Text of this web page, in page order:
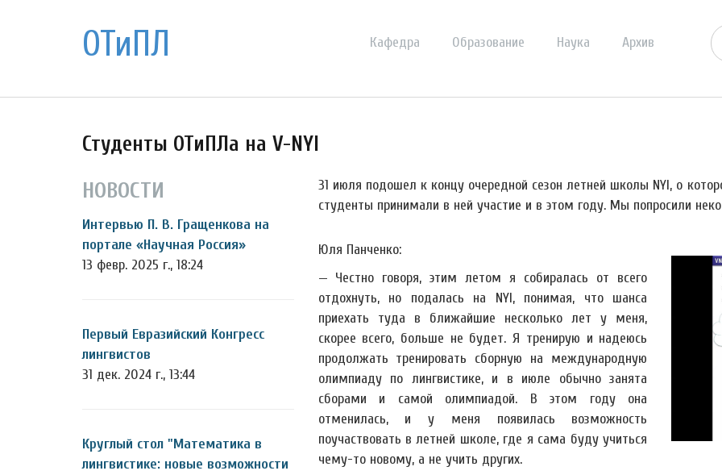
ОТиПЛ Кафедра Образование Наука Архив
Студенты ОТиПЛа на V-NYI
НОВОСТИ
Интервью П. В. Гращенкова на
портале «Научная Россия»
13 февр. 2025 г., 18:24
Первый Евразийский Конгресс
лингвистов
31 дек. 2024 г., 13:44
Круглый стол "Математика в
лингвистике: новые возможности
31 июля подошел к концу очередной сезон летней школы NYI, о
студенты принимали в ней участие и в этом году. Мы попросили
Юля Панченко:
— Честно говоря, этим летом я собиралась от всего
отдохнуть, но подалась на NYI, понимая, что шанса
приехать туда в ближайшие несколько лет у меня,
скорее всего, больше не будет. Я тренирую и надеюсь
продолжать тренировать сборную на международную
олимпиаду по лингвистике, и в июле обычно занята
сборами и самой олимпиадой. В этом году она
отменилась, и у меня появилась возможность
поучаствовать в летней школе, где я сама буду учиться
чему-то новому, а не учить других.